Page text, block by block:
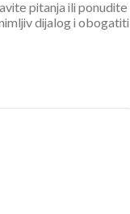
pitanja ili ponudite
dijalog i obogatiti